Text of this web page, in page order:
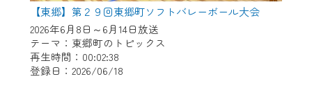
【東郷】第２９回東郷町ソフトバレーボール大会
2026年6月8日～6月14日放送
テーマ：東郷町のトピックス
再生時間：00:02:38
登録日：2026/06/18
※マイページへのログインには、MyIDが必
要となります。
※MyIDとは、CCNet Web TVを含むCCNetの
各種サービスをご利用頂くためのIDです。